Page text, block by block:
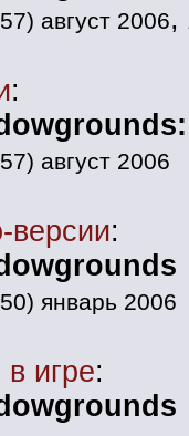
август 2006,
:
август 2006
:
январь 2006
игре: